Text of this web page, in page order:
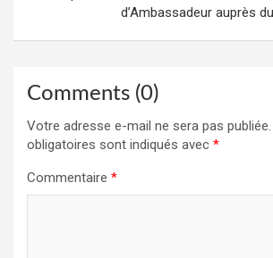
d’Ambassadeur auprès
Comments (0)
Votre adresse e-mail ne sera pas publiée.
obligatoires sont indiqués avec *
Commentaire *